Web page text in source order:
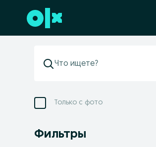
Перейти к нижнему колонтитулу
Только с фото
Фильтры